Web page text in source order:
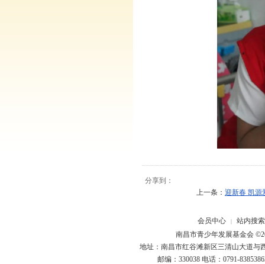
分享到：
上一条： 迎新春 凯源
会员中心 |
站内搜索
南昌市青少年发展基金会
地址：南昌市红谷滩新区三清山大道与
邮编：330038 电话：0791-